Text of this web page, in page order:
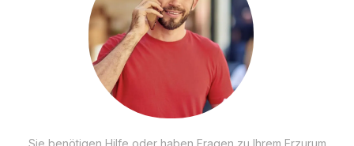
Sie benötigen Hilfe oder haben Fragen zu Ihrem Erzurum